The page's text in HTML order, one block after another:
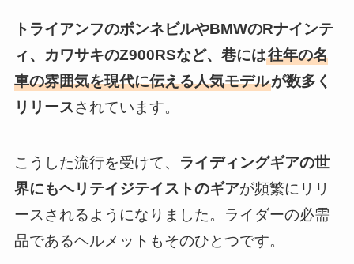
トライアンフのボンネビルやBMWのRナインテ
ィ、カワサキのZ900RSなど、巷には往年の名
車の雰囲気を現代に伝える人気モデルが数多く
リリースされています。
こうした流行を受けて、 ライディングギアの世
界にもヘリテイジテイストのギアが頻繁にリリ
ースされるようになりました。ライダーの必需
品であるヘルメットもそのひとつです。